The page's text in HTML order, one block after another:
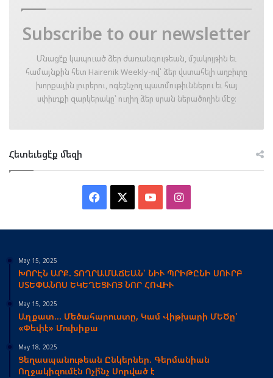
Subscribe to our newsletter
Մնացէ՛ք կապուած ձեր ժառանգութեան, մշակոյթին եւ
համայնքին հետ Hairenik Weekly-ով՝ ձեր վստահելի աղբիւրը
խորքային լուրերու, ոգեշնչող պատմութիւններու եւ հայ
սփիւռքի զարկերակը՝ ուղիղ ձեր սրան ներածողին մէջ։
Հետեւեցէ՛ք մեզի
Facebook YouTubeInstagram
May 15, 2025
ԽՈՐԷՆ ԱՐՔ. ՏՈՂՐԱՄԱՃԵԱՆ՝ ՆԻՒ ՊՐԻԹԸՆԻ ՍՈՒՐԲ
ՍՏԵՓԱՆՈՍ ԵԿԵՂԵՑՒՈՅ ՆՈՐ ՀՈՎԻՒ
May 15, 2025
Աղքատ… Մեծահարուստը, Կամ Վիթխարի ՄԵԾը՝
«Փեփէ» Մուխիքա
May 18, 2025
Ցեղասպանութեան Ընկերներ. Գերմանիան
Ողջակիզումէն Ոչի՞նչ Սորված է